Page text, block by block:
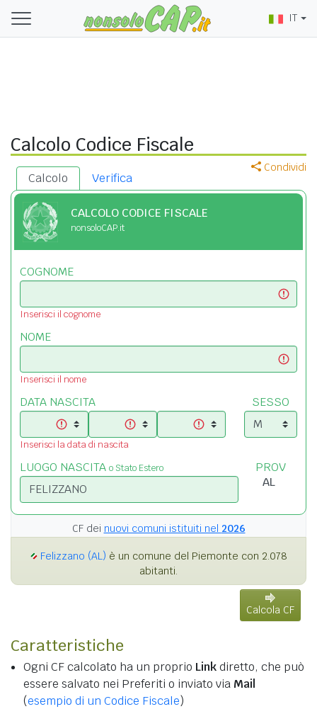
IT
Calcolo Codice Fiscale
Condividi
Calcolo Verifica
CALCOLO CODICE FISCALE
nonsoloCAP.it
COGNOME
Inserisci il cognome
NOME
Inserisci il nome
DATA NASCITA
Inserisci la data di nascita
SESSO
LUOGO NASCITA o Stato Estero PROV
CF dei nuovi comuni istituiti nel 2026
Felizzano (AL) è un comune del Piemonte con 2.078
abitanti.
Calcola CF
Caratteristiche
Ogni CF calcolato ha un proprio Linkdiretto, che può
essere salvato nei Preferiti o inviato via Mail
(esempio di un Codice Fiscale)